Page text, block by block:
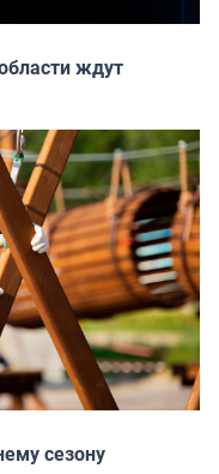
ждут
сезону